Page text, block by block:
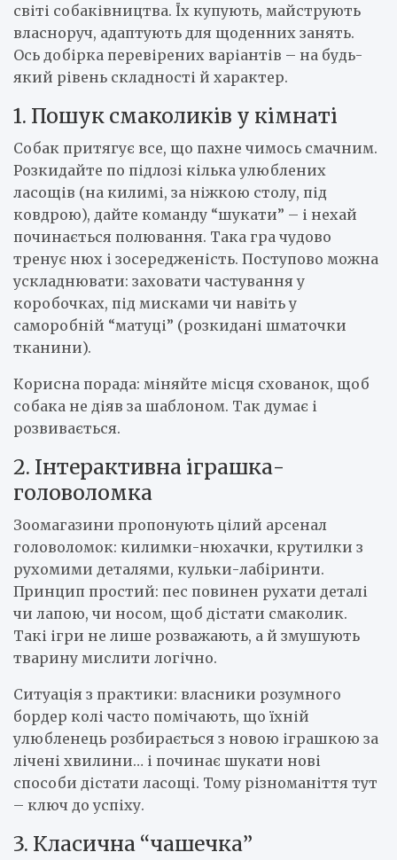
світі собаківництва. Їх купують, майструють
власноруч, адаптують для щоденних занять.
Ось добірка перевірених варіантів – на будь-
який рівень складності й характер.
1. Пошук смаколиків у кімнаті
Собак притягує все, що пахне чимось смачним.
Розкидайте по підлозі кілька улюблених
ласощів (на килимі, за ніжкою столу, під
ковдрою), дайте команду “шукати” – і нехай
починається полювання. Така гра чудово
тренує нюх і зосередженість. Поступово можна
ускладнювати: заховати частування у
коробочках, під мисками чи навіть у
саморобній “матуці” (розкидані шматочки
тканини).
Корисна порада: міняйте місця схованок, щоб
собака не діяв за шаблоном. Так думає і
розвивається.
2. Інтерактивна іграшка-
головоломка
Зоомагазини пропонують цілий арсенал
головоломок: килимки-нюхачки, крутилки з
рухомими деталями, кульки-лабіринти.
Принцип простий: пес повинен рухати деталі
чи лапою, чи носом, щоб дістати смаколик.
Такі ігри не лише розважають, а й змушують
тварину мислити логічно.
Ситуація з практики: власники розумного
бордер колі часто помічають, що їхній
улюбленець розбирається з новою іграшкою за
лічені хвилини… і починає шукати нові
способи дістати ласощі. Тому різноманіття тут
– ключ до успіху.
3. Класична “чашечка”